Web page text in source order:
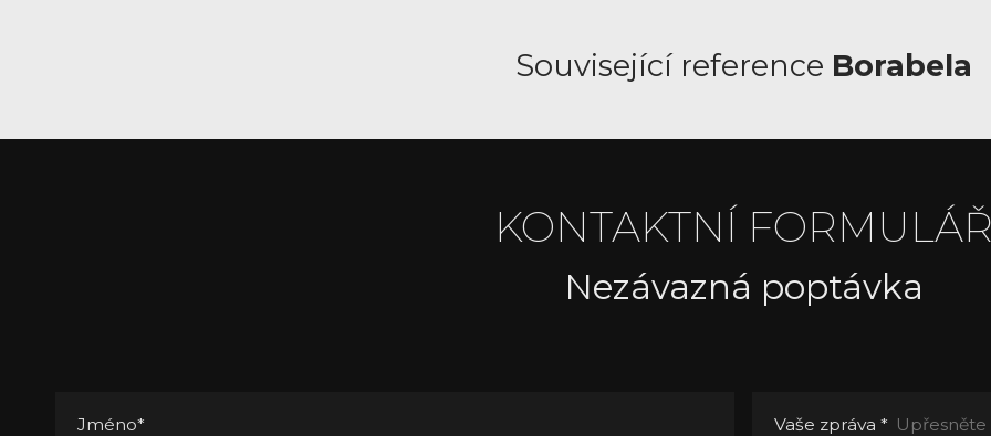
Související reference Borabela
KONTAKTNÍ
Nezávazná poptávka
Jméno* Vaše zpráva *